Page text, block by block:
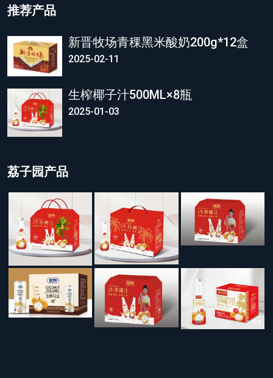
推荐产品
新晋牧场青稞黑米酸奶200g*12盒
2025-02-11
生榨椰子汁500ML×8瓶
2025-01-03
荔子园产品